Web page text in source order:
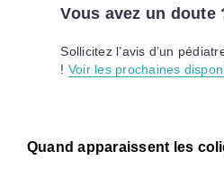
Vous avez un doute
Sollicitez l’avis d’un
! Voir les prochaines
Quand apparaissent les